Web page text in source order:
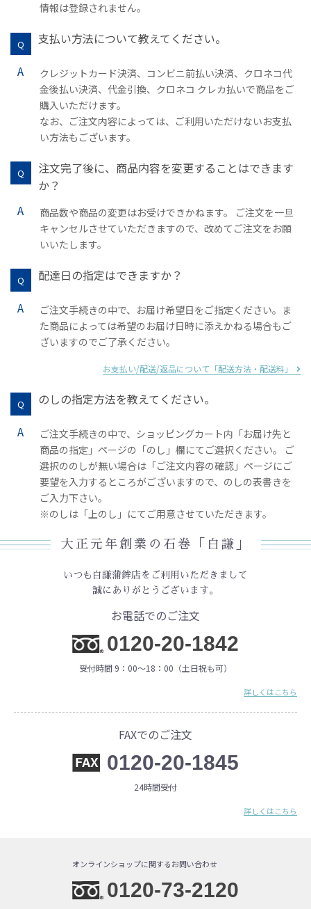
情報は登録されません。
支払い方法について教えてください。
クレジットカード決済、コンビニ前払い決済、クロネコ代
金後払い決済、代金引換、クロネコ クレカ払いで商品をご
購入いただけます。
なお、ご注文内容によっては、ご利用いただけないお支払
い方法もございます。
注文完了後に、商品内容を変更することはできます
か？
商品数や商品の変更はお受けできかねます。 ご注文を一旦
キャンセルさせていただきますので、改めてご注文をお願
いいたします。
配達日の指定はできますか？
ご注文手続きの中で、お届け希望日をご指定ください。ま
た商品によっては希望のお届け日時に添えかねる場合もご
ざいますのでご了承ください。
お支払い/配送/返品について「配送方法・配送料」
のしの指定方法を教えてください。
ご注文手続きの中で、ショッピングカート内「お届け先と
商品の指定」ページの「のし」欄にてご選択ください。 ご
選択ののしが無い場合は「ご注文内容の確認」ページにご
要望を入力するところがございますので、のしの表書きを
ご入力下さい。
※のしは「上のし」にてご用意させていただきます。
大正元年創業の石巻「白謙」
いつも白謙蒲鉾店をご利用いただきまして
誠にありがとうございます。
お電話でのご注文
0120-20-1842
受付時間 9：00〜18：00（土日祝も可）
詳しくはこちら
FAXでのご注文
0120-20-1845
24時間受付
詳しくはこちら
オンラインショップに関するお問い合わせ
0120-73-2120